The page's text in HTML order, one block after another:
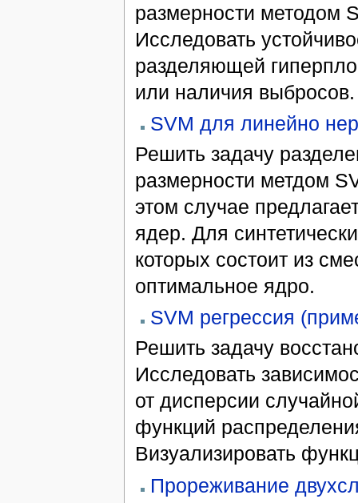
размерности методом
Исследовать
разделяющей
или наличия выбросов.
SVM для линейно
Решить задачу
размерности метдом
этом случае
ядер. Для
которых состоит из
оптимальное ядро.
SVM регрессия
Решить задачу
Исследовать
от дисперсии
функций
Визуализировать
Прореживание